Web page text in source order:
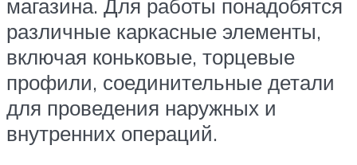
магазина. Для работы понадобятся
различные каркасные элементы,
включая коньковые, торцевые
профили, соединительные детали
для проведения наружных и
внутренних операций.